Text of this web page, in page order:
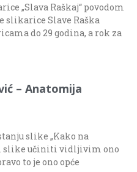
„Slava Raškaj“ povodom
slikarice Slave Raška
do 29 godina, a rok za
– Anatomija
slike „Kako na
slike učiniti vidljivim ono
to je ono opće